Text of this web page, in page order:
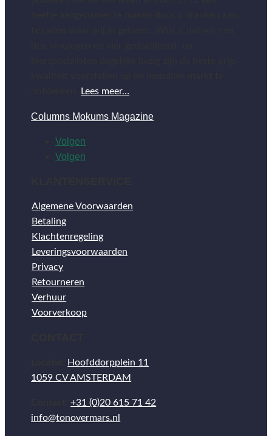
Lees meer…
Columns Mokums Magazine
Volgen
Volgen
Algemene Voorwaarden
Betaling
Klachtenregeling
Leveringsvoorwaarden
Privacy
Retourneren
Verhuur
Voorverkoop
Hoofddorpplein 11
1059 CV AMSTERDAM
+31 (0)20 615 71 42
info@tonovermars.nl